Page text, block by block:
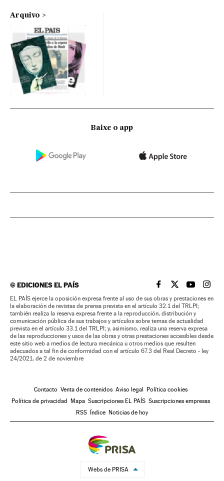
Arquivo
Baixe o app
©EDICIONES EL PAÍS EL PAÍS BRASIL EN
EL PAÍSEL PAÍS
EL
EL PAÍS ejerce la oposición expresa frente al uso de sus obras y prestaciones en
la elaboración de revistas de prensa prevista en el artículo 32.1 del TRLPI;
también realiza la reserva expresa frente a la reproducción, distribución y
comunicación pública de sus trabajos y artículos sobre temas de actualidad
prevista en el artículo 33.1 del TRLPI; y, asimismo, realiza una reserva expresa
de las reproducciones y usos de las obras y otras prestaciones accesibles desde
este sitio web a medios de lectura mecánica u otros medios que resulten
adecuados a tal fin de conformidad con el artículo 67.3 del Real Decreto - ley
24/2021, de 2 de noviembre
Contacto Venta de contenidos Aviso legal Política cookies
Política de privacidad Mapa Suscripciones EL PAÍS Suscripciones empresas
RSS Índice Noticias de hoy
Webs de PRISA